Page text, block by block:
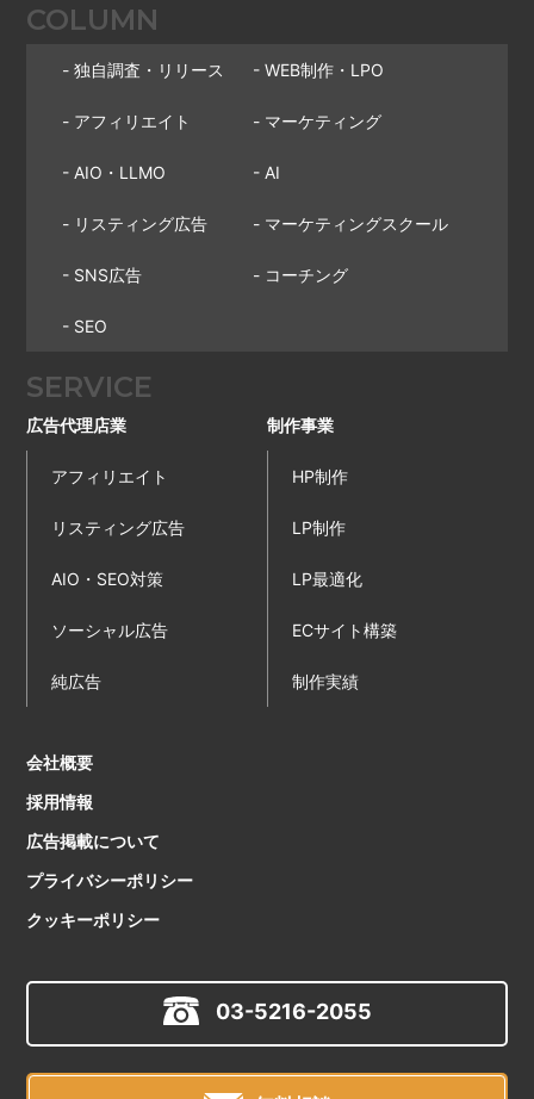
COLUMN
- 独自調査・リリース
- アフィリエイト
- AIO・LLMO
- リスティング広告
- SNS広告
- SEO
- WEB制作・LPO
- マーケティング
- AI
- マーケティングスクール
- コーチング
SERVICE
広告代理店業
アフィリエイト
リスティング広告
AIO・SEO対策
ソーシャル広告
純広告
制作事業
HP制作
LP制作
LP最適化
ECサイト構築
制作実績
会社概要
採用情報
広告掲載について
プライバシーポリシー
クッキーポリシー
03-5216-2055